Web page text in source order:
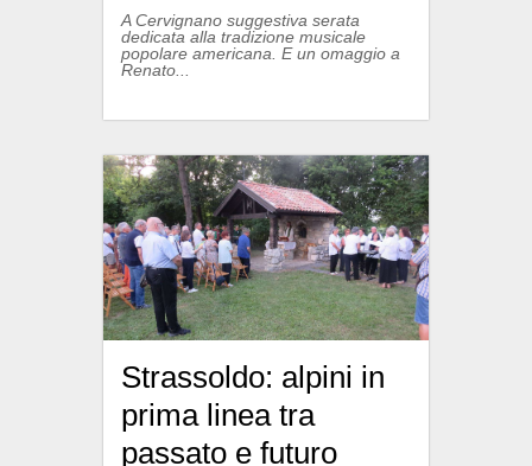
A Cervignano suggestiva serata
dedicata alla tradizione musicale
popolare americana. E un omaggio a
Renato...
Strassoldo: alpini in
prima linea tra
passato e futuro